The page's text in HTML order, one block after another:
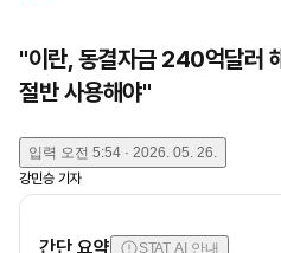
"이란, 동결자금 240억달러
절반 사용해야"
입력 오전 5:54 · 2026. 05. 26.
강민승 기자
간단 요약 STAT AI 안내